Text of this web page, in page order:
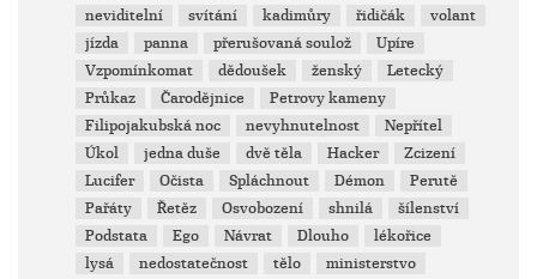
neviditelní
svítání kadimůry řidičák
volant
jízda
panna přerušovaná soulož
Upíre
Vzpomínkomat
dědoušek ženský
Letecký
Průkaz
Čarodějnice
Petrovy kameny
Filipojakubská noc
nevyhnutelnost
Nepřítel
Úkol
jedna duše dvě těla Hacker
Zcizení
Lucifer
Očista Spláchnout Démon
Perutě
Pařáty
Řetěz Osvobození shnilá
šílenství
Podstata
Ego Návrat Dlouho
lékořice
lysá
nedostatečnost tělo ministerstvo